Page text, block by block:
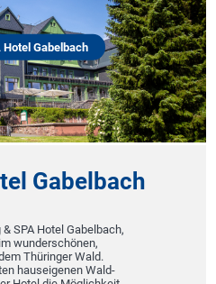
Hotel Gabelbach
Gabelbach
SPA Hotel Gabelbach,
wunderschönen,
Thüringer Wald.
hauseigenen Wald-